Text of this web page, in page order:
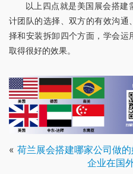
以上四点就是美国展会搭建
计团队的选择、双方的有效沟
择和安装拆卸四个方面，学会运
取得很好的效果。
« 荷兰展会搭建哪家公司做
企业在国